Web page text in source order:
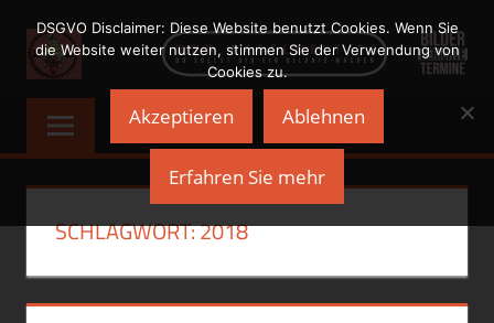
Inhalt
springen
NADELWELT
Du
sollst
ein
machen
SCHLAGWORT:2018
DSGVO Disclaimer: Diese Website benutzt Cookies. Wenn Sie
die Website weiter nutzen, stimmen Sie der Verwendung von
Cookies zu.
Akzeptieren Ablehnen
Erfahren Sie mehr